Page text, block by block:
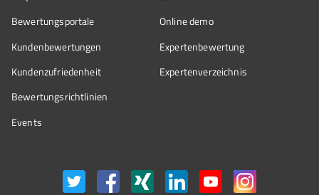
Bewertungsportale
Kundenbewertungen
Kundenzufriedenheit
Bewertungs­richtlinien
Events
Online demo
Expertenbewertung
Expertenverzeichnis